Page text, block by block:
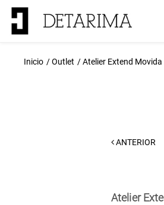
Inicio Outlet Atelier Extend
ANTERIOR
Atelier